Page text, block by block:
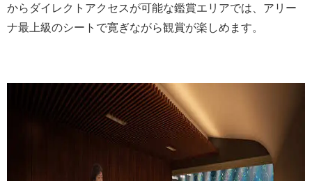
からダイレクトアクセスが可能な鑑賞エリアでは、アリー
ナ最上級のシートで寛ぎながら観賞が楽しめます。